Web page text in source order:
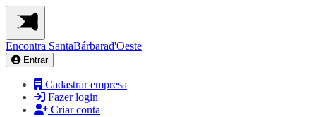
Encontra SantaBárbarad'Oeste
Entrar
Cadastrar empresa
Fazer login
Criar conta